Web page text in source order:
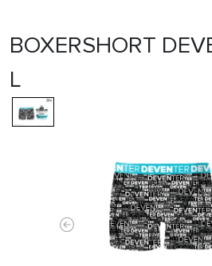
BOXERSHORT
L
Previous